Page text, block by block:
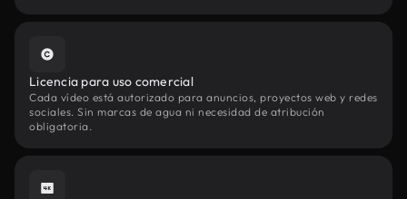
Licencia para uso comercial
Cada vídeo está autorizado para anuncios, proyectos web y redes
sociales. Sin marcas de agua ni necesidad de atribución
obligatoria.